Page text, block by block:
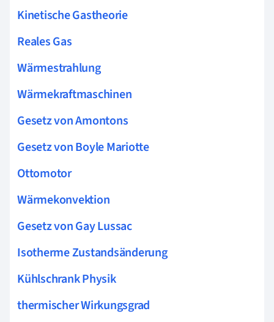
Kinetische Gastheorie
Reales Gas
Wärmestrahlung
Wärmekraftmaschinen
Gesetz von Amontons
Gesetz von Boyle Mariotte
Ottomotor
Wärmekonvektion
Gesetz von Gay Lussac
Isotherme Zustandsänderung
Kühlschrank Physik
thermischer Wirkungsgrad